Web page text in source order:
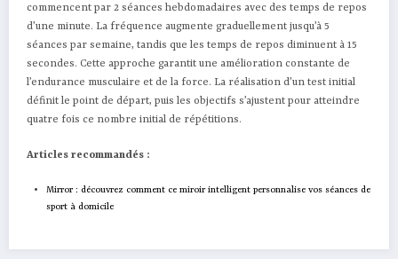
commencent par 2 séances hebdomadaires avec des temps de repos
d’une minute. La fréquence augmente graduellement jusqu’à 5
séances par semaine, tandis que les temps de repos diminuent à 15
secondes. Cette approche garantit une amélioration constante de
l’endurance musculaire et de la force. La réalisation d’un test initial
définit le point de départ, puis les objectifs s’ajustent pour atteindre
quatre fois ce nombre initial de répétitions.
Articles recommandés :
Mirror : découvrez comment ce miroir intelligent personnalise vos séances de
sport à domicile